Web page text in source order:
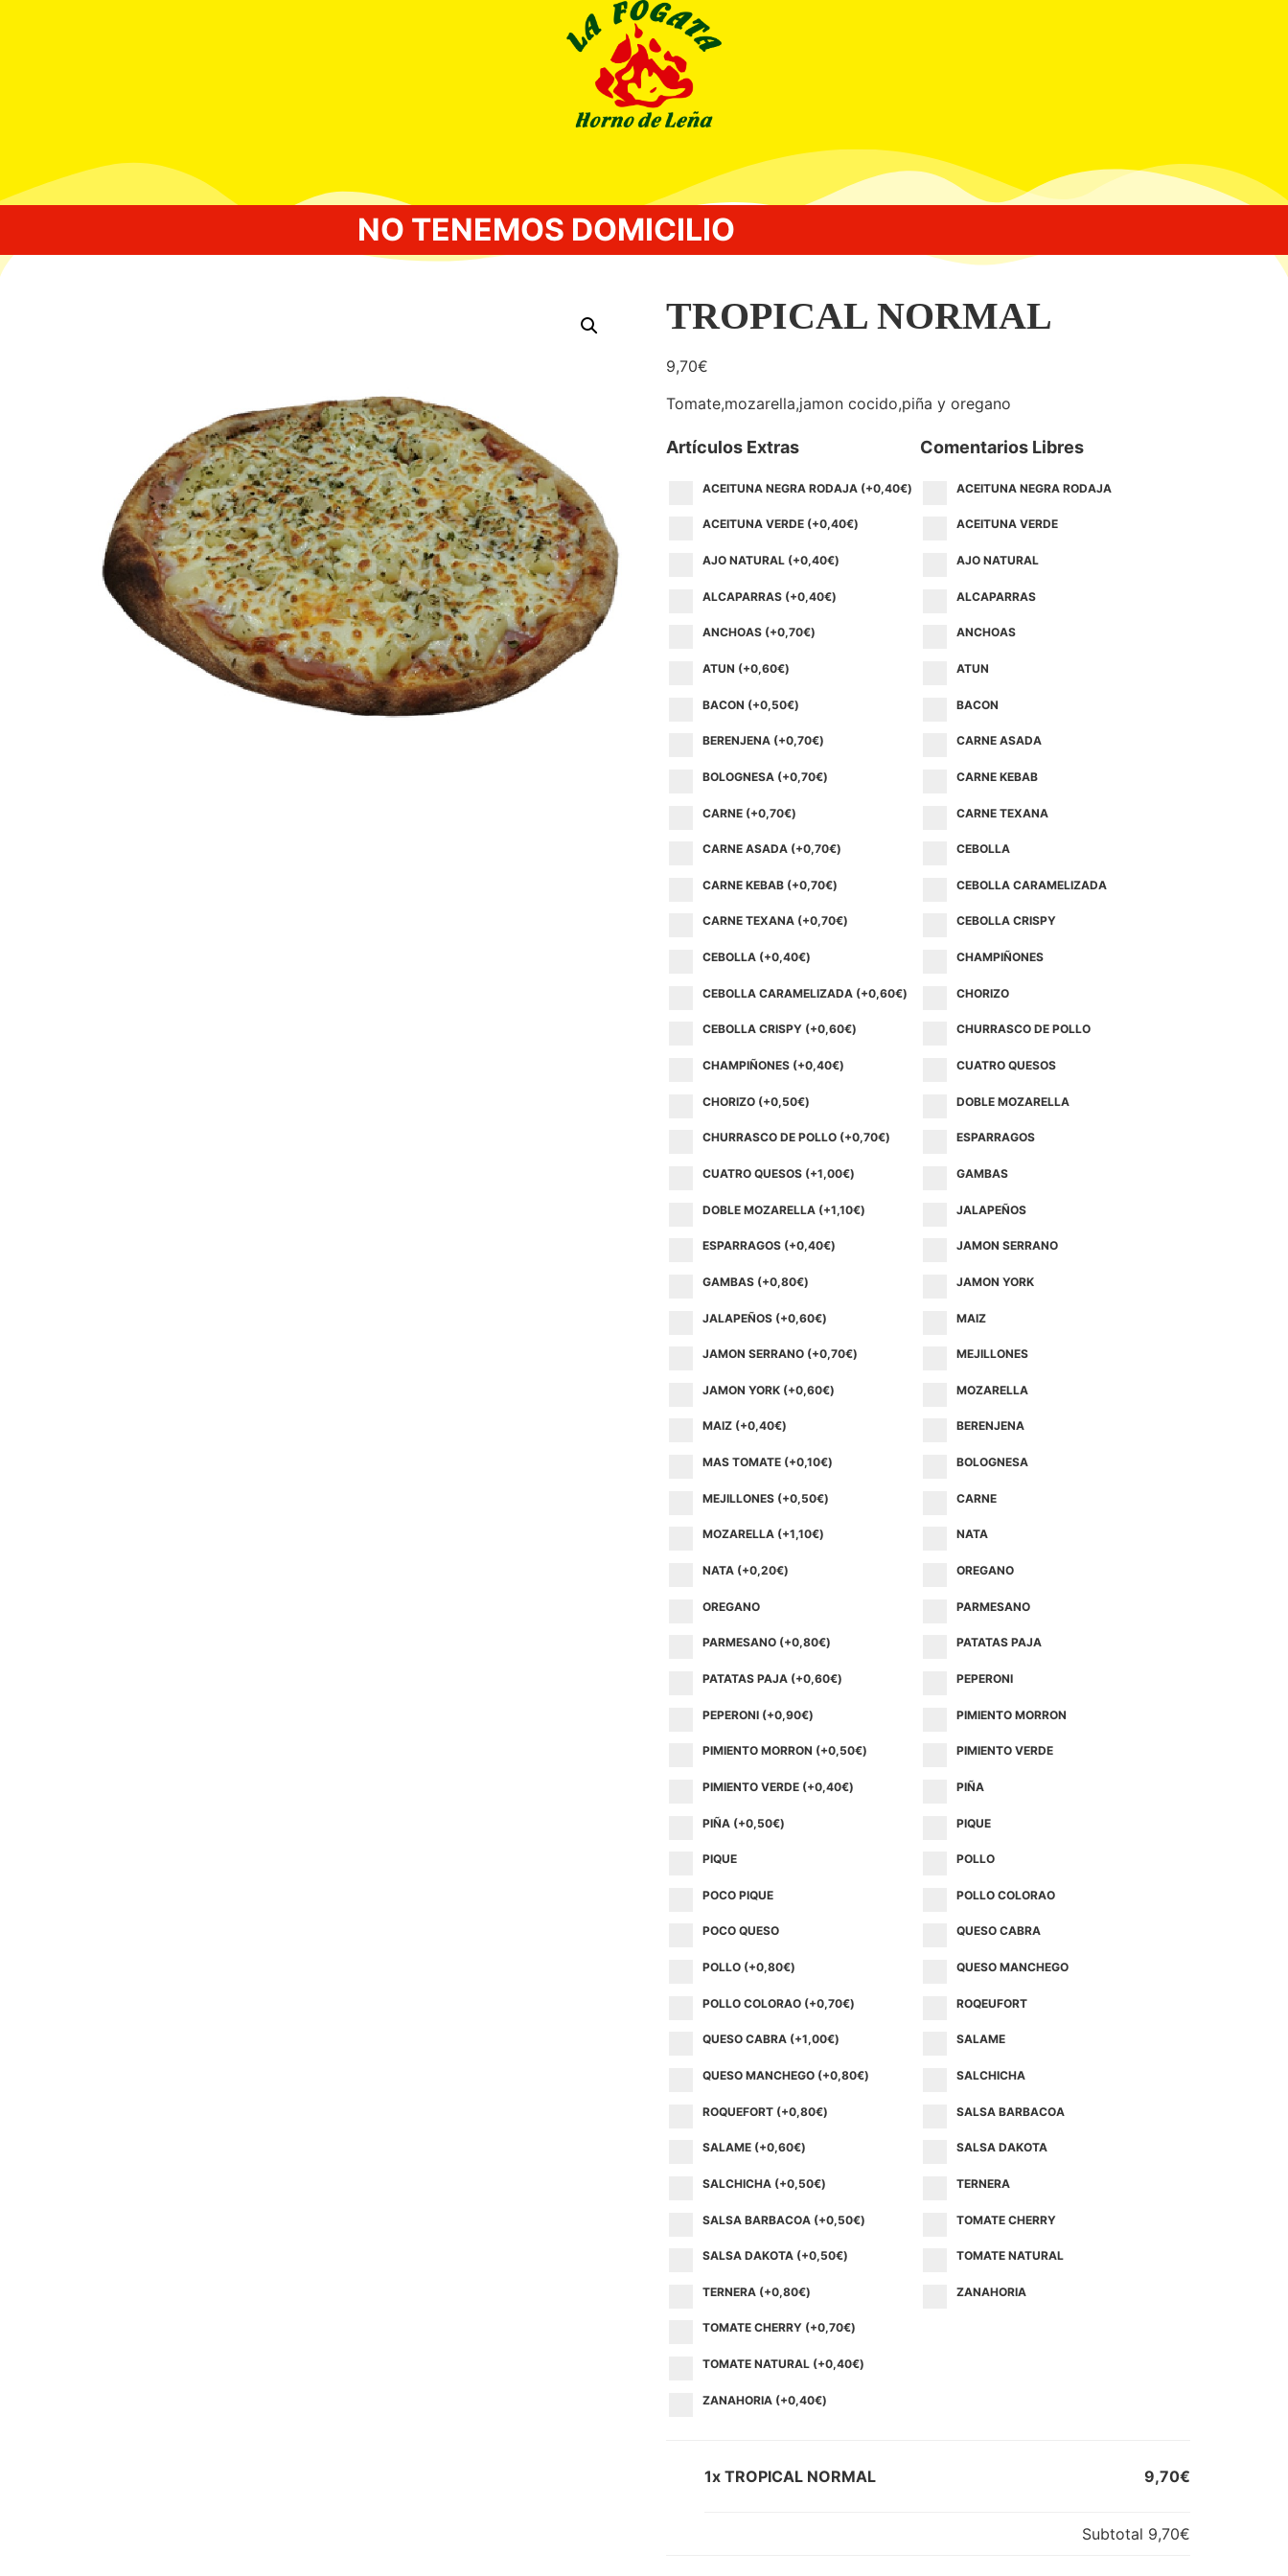
NO TENEMOS DOMICILIO
/ TROPICAL NORMAL
TROPICAL NORMAL
9,70€
Tomate,mozarella,jamon cocido,piña y oregano
Artículos Extras
ACEITUNA NEGRA RODAJA (+0,40€)
ACEITUNA VERDE (+0,40€)
AJO NATURAL (+0,40€)
ALCAPARRAS (+0,40€)
ANCHOAS (+0,70€)
ATUN (+0,60€)
BACON (+0,50€)
BERENJENA (+0,70€)
BOLOGNESA (+0,70€)
CARNE (+0,70€)
CARNE ASADA (+0,70€)
CARNE KEBAB (+0,70€)
CARNE TEXANA (+0,70€)
CEBOLLA (+0,40€)
CEBOLLA CARAMELIZADA (+0,60€)
CEBOLLA CRISPY (+0,60€)
CHAMPIÑONES (+0,40€)
CHORIZO (+0,50€)
CHURRASCO DE POLLO (+0,70€)
CUATRO QUESOS (+1,00€)
DOBLE MOZARELLA (+1,10€)
ESPARRAGOS (+0,40€)
GAMBAS (+0,80€)
JALAPEÑOS (+0,60€)
JAMON SERRANO (+0,70€)
JAMON YORK (+0,60€)
MAIZ (+0,40€)
MAS TOMATE (+0,10€)
MEJILLONES (+0,50€)
MOZARELLA (+1,10€)
NATA (+0,20€)
OREGANO
PARMESANO (+0,80€)
PATATAS PAJA (+0,60€)
PEPERONI (+0,90€)
PIMIENTO MORRON (+0,50€)
PIMIENTO VERDE (+0,40€)
PIÑA (+0,50€)
PIQUE
POCO PIQUE
POCO QUESO
POLLO (+0,80€)
POLLO COLORAO (+0,70€)
QUESO CABRA (+1,00€)
QUESO MANCHEGO (+0,80€)
ROQUEFORT (+0,80€)
SALAME (+0,60€)
SALCHICHA (+0,50€)
SALSA BARBACOA (+0,50€)
SALSA DAKOTA (+0,50€)
TERNERA (+0,80€)
TOMATE CHERRY (+0,70€)
TOMATE NATURAL (+0,40€)
ZANAHORIA (+0,40€)
Comentarios Libres
ACEITUNA NEGRA RODAJA
ACEITUNA VERDE
AJO NATURAL
ALCAPARRAS
ANCHOAS
ATUN
BACON
CARNE ASADA
CARNE KEBAB
CARNE TEXANA
CEBOLLA
CEBOLLA CARAMELIZADA
CEBOLLA CRISPY
CHAMPIÑONES
CHORIZO
CHURRASCO DE POLLO
CUATRO QUESOS
DOBLE MOZARELLA
ESPARRAGOS
GAMBAS
JALAPEÑOS
JAMON SERRANO
JAMON YORK
MAIZ
MEJILLONES
MOZARELLA
BERENJENA
BOLOGNESA
CARNE
NATA
OREGANO
PARMESANO
PATATAS PAJA
PEPERONI
PIMIENTO MORRON
PIMIENTO VERDE
PIÑA
PIQUE
POLLO
POLLO COLORAO
QUESO CABRA
QUESO MANCHEGO
ROQEUFORT
SALAME
SALCHICHA
SALSA BARBACOA
SALSA DAKOTA
TERNERA
TOMATE CHERRY
TOMATE NATURAL
ZANAHORIA
1x TROPICAL NORMAL 9,70€
Subtotal 9,70€